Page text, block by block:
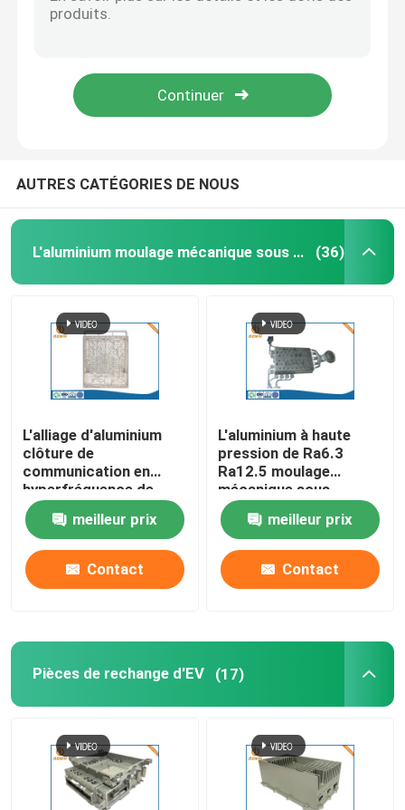
Pièces de fraisage de commande numérique par
Pièces en plastique faites sur commande d'injection
la lingotière de moulage mécanique sous pression
Les pièces d'auto de moulage mécanique sous
Le logement du moulage mécanique sous pression
Pièces de rechange de meubles de bureau
le zinc moulage mécanique sous pression
Services rapides de prototypage
AUTRES CATÉGORIES DE NOUS
L'aluminium moulage mécanique sous pression (36)
L'alliage d'aluminium
clôture de
communication en
hyperfréquence de
pièces de moulage
mécanique sous
pression
meilleur prix
Contact
L'aluminium à haute
pression de Ra6.3
Ra12.5 moulage
mécanique sous
pression pour la
communication
meilleur prix
Contact
Pièces de rechange d'EV (17)